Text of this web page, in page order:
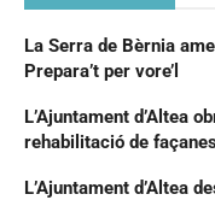
La Serra de Bèrnia
Prepara’t per vore’l
L’Ajuntament d’Altea
rehabilitació de
L’Ajuntament d’Altea